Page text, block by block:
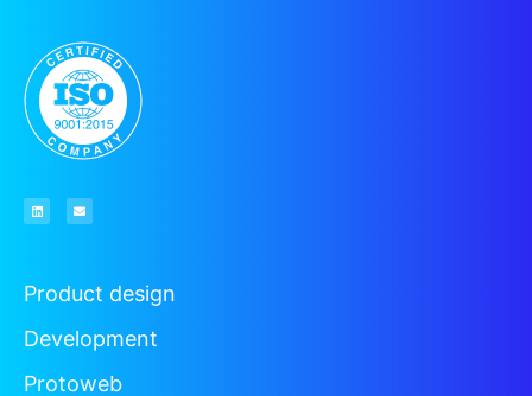
Product design
Development
Protoweb